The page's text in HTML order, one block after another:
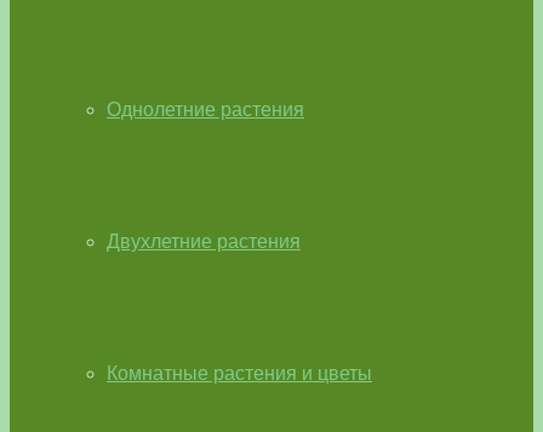
Однолетние растения
Двухлетние растения
Комнатные растения и цветы